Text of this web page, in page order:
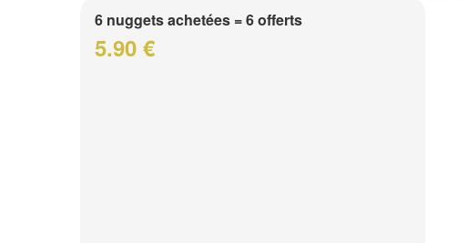
6 nuggets achetées = 6 offerts
5.90 €